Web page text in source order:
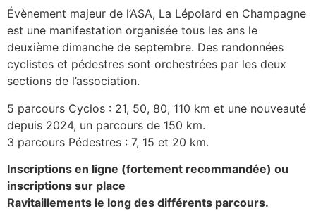
Évènement majeur de l’ASA, La Lépolard en Champagne
est une manifestation organisée tous les ans le
deuxième dimanche de septembre. Des randonnées
cyclistes et pédestres sont orchestrées par les deux
sections de l’association.
5 parcours Cyclos : 21, 50, 80, 110 km et une nouveauté
depuis 2024, un parcours de 150 km.
3 parcours Pédestres : 7, 15 et 20 km.
Inscriptions en ligne (fortement recommandée) ou
inscriptions sur place
Ravitaillements le long des différents parcours.